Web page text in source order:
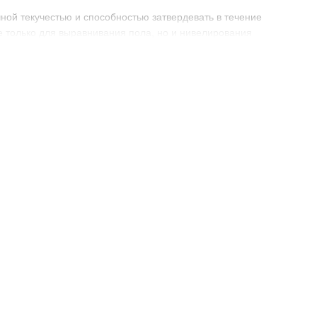
текучестью и способностью затвердевать в течение